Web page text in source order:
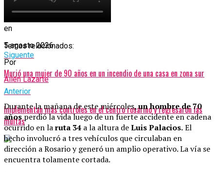
Temas relacionados:
Siguente
Murió una mujer de 90 años en un incendio de una casa en zona sur
Anterior
Implementan más controles en el centro rosarino y regresaron las
multas
4 días atrás
en
5 agosto 2026
Por
Ailén Lazarte
Durante la mañana de este miércoles, un hombre de 70
añosperdió la vida luego de un fuerte accidente en cadena
ocurrido en laruta 34 a la altura deLuis Palacios.El
hecho involucró a tres vehículos que circulaban en
dirección a Rosario y generó un amplio operativo. La vía se
encuentra tolamente cortada.